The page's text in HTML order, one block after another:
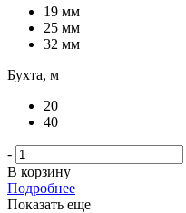
19 мм
25 мм
32 мм
Бухта, м
20
40
-
В корзину
Подробнее
Показать еще